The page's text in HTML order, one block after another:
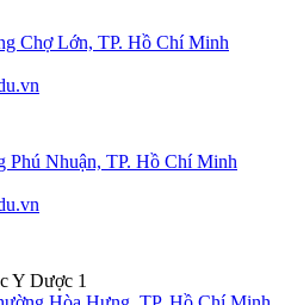
Chợ Lớn, TP. Hồ Chí Minh
Phú Nhuận, TP. Hồ Chí Minh
Y Dược 1